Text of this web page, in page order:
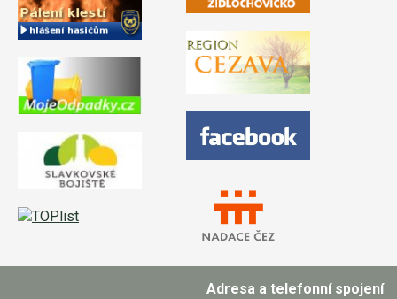
Adresa a telefonní spojení